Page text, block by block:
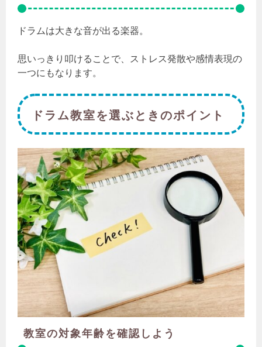
ドラムは大きな音が出る楽器。
思いっきり叩けることで、ストレス発散や感情表現の
一つにもなります。
ドラム教室を選ぶときのポイント
教室の対象年齢を確認しよう